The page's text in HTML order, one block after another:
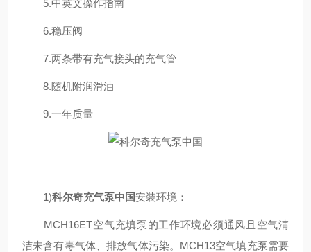
5.中英文操作指南
6.稳压阀
7.两条带有充气接头的充气管
8.随机附润滑油
9.一年质量
1)科尔奇充气泵中国安装环境：
MCH16ET空气充填泵的工作环境必须通风且空气清
洁未含有毒气体、排放气体污染。MCH13空气填充泵需要